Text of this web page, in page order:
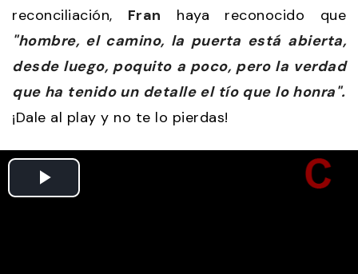
reconciliación, Fran haya reconocido que
"hombre, el camino, la puerta está abierta,
desde luego, poquito a poco, pero la verdad
que ha tenido un detalle el tío que lo honra".
¡Dale al play y no te lo pierdas!